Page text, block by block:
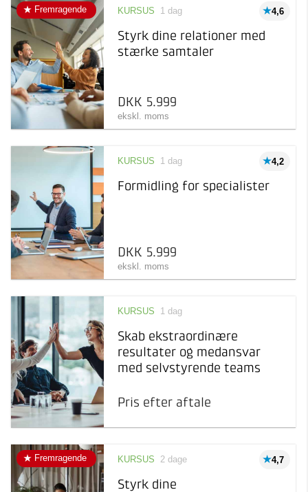
Fremragende 4,6
KURSUS 1 dag
Styrk dine relationer med
stærke samtaler
DKK 5.999
ekskl. moms
4,2
KURSUS 1 dag
Formidling for specialister
DKK 5.999
ekskl. moms
KURSUS 1 dag
Skab ekstraordinære
resultater og medansvar
med selvstyrende teams
Pris efter aftale
Fremragende 4,7
KURSUS 2 dage
Styrk dine